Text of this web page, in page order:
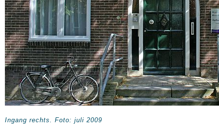
Ingang rechts. Foto: juli 2009